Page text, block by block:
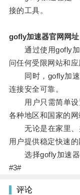
接的工具。
gofly加速器官网网址
通过使用gofly加
问任何受限网站和
同时，gofly加速
连接安全可靠。
用户只需简单设
各种地区和国家的网
无论是在家里、
用户提供稳定快速
选择gofly加速器
#3#
评论